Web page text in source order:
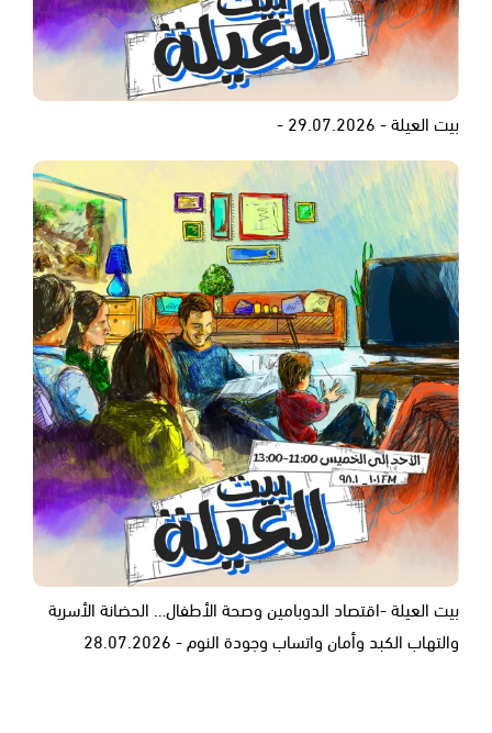
بيت العيلة - 29.07.2026 -
بيت العيلة -اقتصاد الدوبامين وصحة الأطفال… الحضانة الأسرية
والتهاب الكبد وأمان واتساب وجودة النوم - 28.07.2026